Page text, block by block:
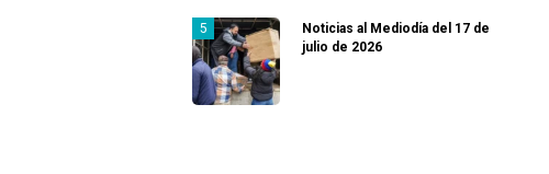
Noticias al Mediodía del 17 de
julio de 2026